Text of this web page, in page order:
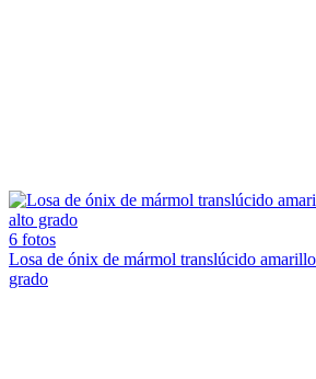
6 fotos
Losa de ónix de mármol translúcido
grado